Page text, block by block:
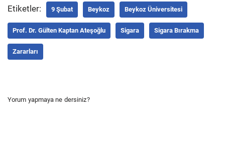
Etiketler: 9 Şubat Beykoz Beykoz Üniversitesi
Prof. Dr. Gülten Kaptan Ateşoğlu Sigara Sigara Bırakma
Zararları
Yorum yapmaya ne dersiniz?